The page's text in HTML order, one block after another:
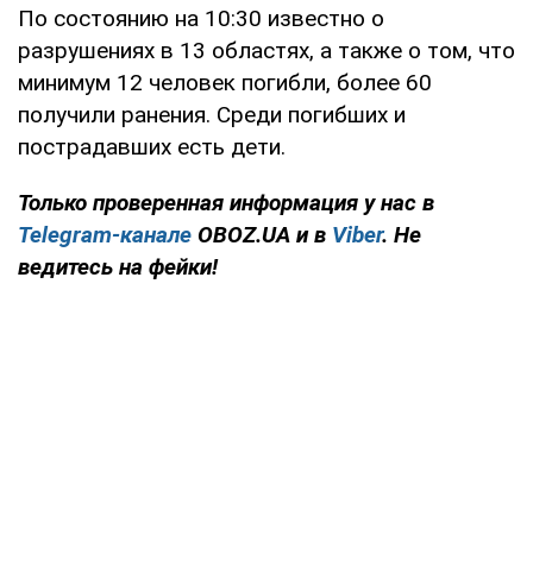
По состоянию на 10:30 известно о
разрушениях в 13 областях, а также о том, что
минимум 12 человек погибли, более 60
получили ранения. Среди погибших и
пострадавших есть дети.
Только проверенная информация у нас в
Telegram-канале OBOZ.UA и в Viber. Не
ведитесь на фейки!